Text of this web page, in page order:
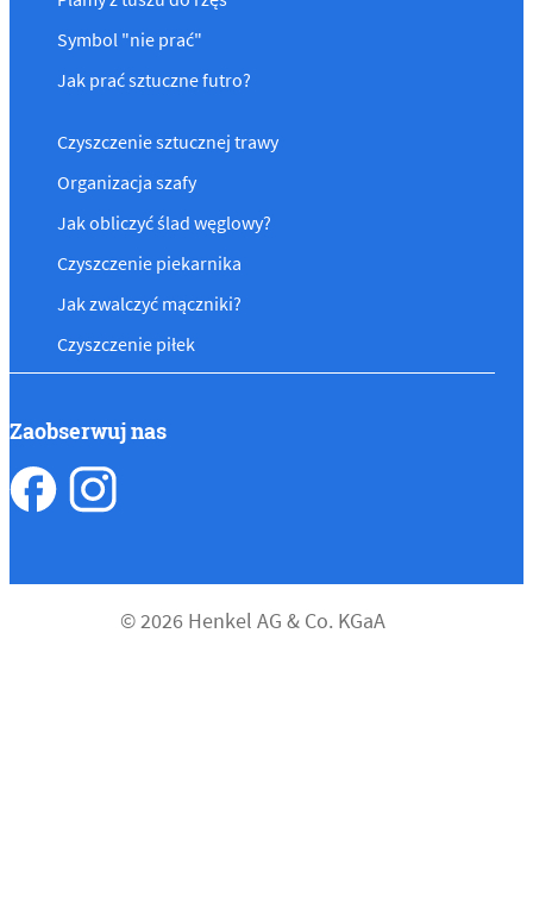
Symbol "nie prać"
Jak prać sztuczne futro?
Czyszczenie sztucznej trawy
Organizacja szafy
Jak obliczyć ślad węglowy?
Czyszczenie piekarnika
Jak zwalczyć mączniki?
Czyszczenie piłek
Zaobserwuj nas
© 2026 Henkel AG & Co. KGaA